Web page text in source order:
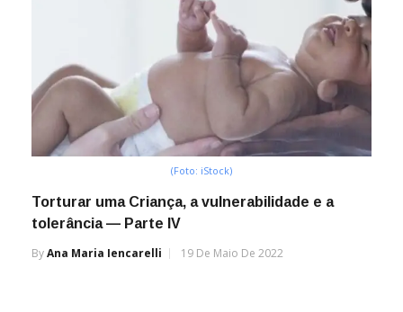
(Foto: iStock)
Torturar uma Criança, a vulnerabilidade e a
tolerância — Parte IV
ByAna Maria Iencarelli 19 De Maio De 2022